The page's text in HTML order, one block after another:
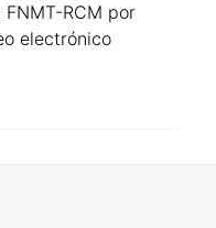
RCM por
electrónico